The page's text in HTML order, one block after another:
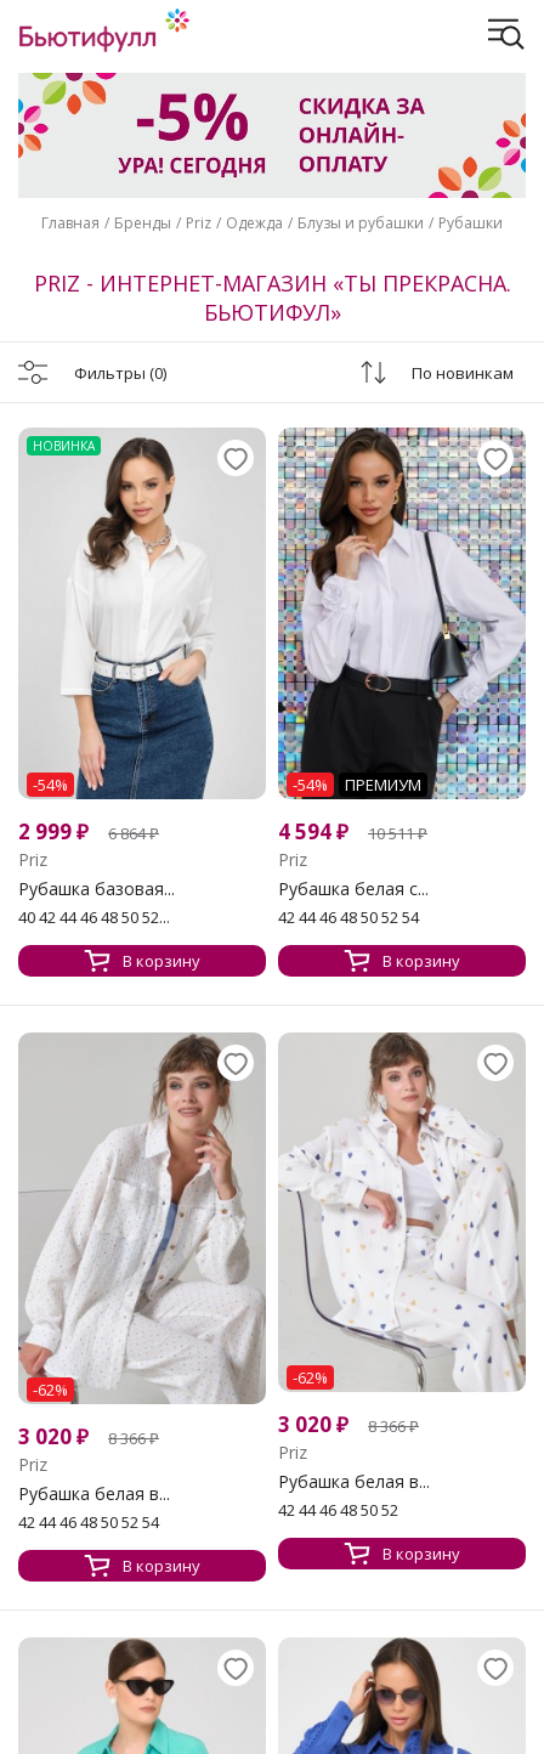
Главная Бренды Priz Одежда Блузы и рубашки Рубашки
PRIZ - ИНТЕРНЕТ-МАГАЗИН «ТЫ ПРЕКРАСНА.
БЬЮТИФУЛ»
Фильтры (0) По новинкам
НОВИНКА
-54%
2 999₽ 6 864₽
Priz
Рубашка базовая...
40 42 44 46 48 50 52...
В корзину
-54% ПРЕМИУМ
4 594₽ 10 511₽
Priz
Рубашка белая с...
42 44 46 48 50 52 54
В корзину
-62%
3 020₽ 8 366₽
Priz
Рубашка белая в...
42 44 46 48 50 52 54
В корзину
-62%
3 020₽ 8 366₽
Priz
Рубашка белая в...
42 44 46 48 50 52
В корзину